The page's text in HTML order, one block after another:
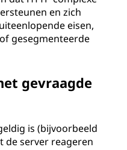
en zich
eisen,
gesegmenteerde
gevraagde
is (bijvoorbeeld
de server reageren